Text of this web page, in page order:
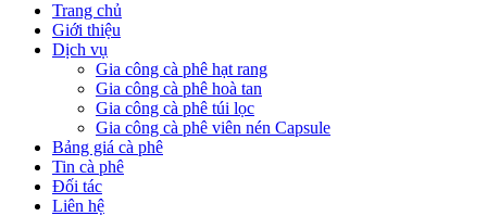
Trang chủ
Giới thiệu
Dịch vụ
Gia công cà phê hạt rang
Gia công cà phê hoà tan
Gia công cà phê túi lọc
Gia công cà phê viên nén Capsule
Bảng giá cà phê
Tin cà phê
Đối tác
Liên hệ